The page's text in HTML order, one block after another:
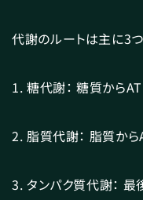
代謝のルートは主に3つ
1. 糖代謝： 糖質から
2. 脂質代謝： 脂質から
3. タンパク質代謝： 最